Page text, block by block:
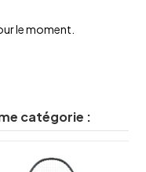
le moment.
catégorie :